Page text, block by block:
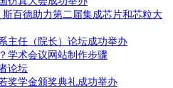
斯百德助力第二届集成芯片和芯粒大
主任（院长）论坛成功举办
学术会议网站制作步骤
论坛
奖学金颁奖典礼成功举办